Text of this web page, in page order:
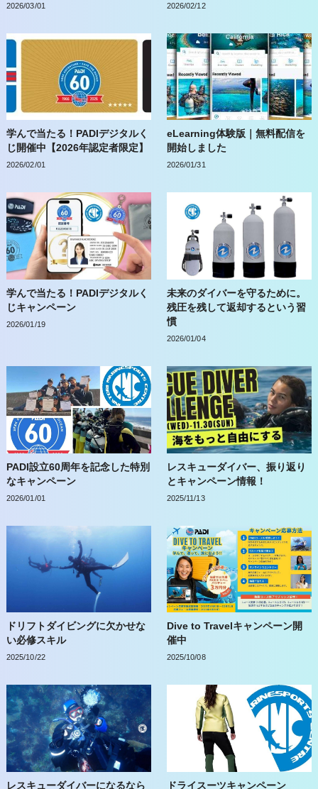
2026/03/01 2026/02/12
学んで当たる！PADIデジタルく
じ開催中【2026年認定者限定】
2026/02/01
eLearning体験版｜無料配信を
開始しました
2026/01/31
学んで当たる！PADIデジタルく
じキャンペーン
2026/01/19
未来のダイバーを守るために。
残圧を残して返却するという習
慣
2026/01/04
PADI設立60周年を記念した特別
なキャンペーン
2026/01/01
レスキューダイバー、振り返り
とキャンペーン情報！
2025/11/13
ドリフトダイビングに欠かせな
い必修スキル
2025/10/22
Dive to Travelキャンペーン開
催中
2025/10/08
レスキューダイバーになるなら ドライスーツキャンペーン